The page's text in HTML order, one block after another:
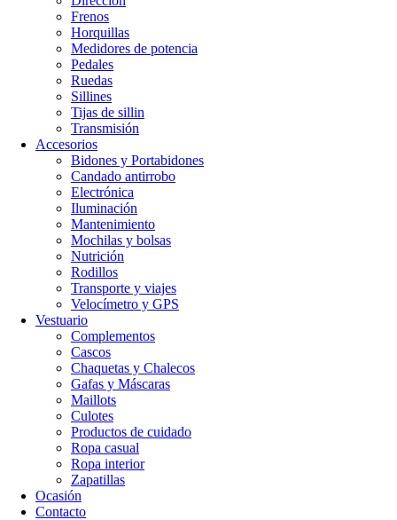
Frenos
Horquillas
Medidores de potencia
Pedales
Ruedas
Sillines
Tijas de sillin
Transmisión
Accesorios
Bidones y Portabidones
Candado antirrobo
Electrónica
Iluminación
Mantenimiento
Mochilas y bolsas
Nutrición
Rodillos
Transporte y viajes
Velocímetro y GPS
Vestuario
Complementos
Cascos
Chaquetas y Chalecos
Gafas y Máscaras
Maillots
Culotes
Productos de cuidado
Ropa casual
Ropa interior
Zapatillas
Ocasión
Contacto